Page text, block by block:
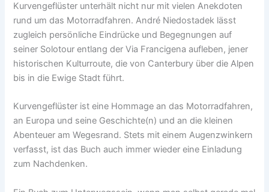
Kurvengeflüster unterhält nicht nur mit vielen Anekdoten
rund um das Motorradfahren. André Niedostadek lässt
zugleich persönliche Eindrücke und Begegnungen auf
seiner Solotour entlang der Via Francigena aufleben, jener
historischen Kulturroute, die von Canterbury über die Alpen
bis in die Ewige Stadt führt.
Kurvengeflüster ist eine Hommage an das Motorradfahren,
an Europa und seine Geschichte(n) und an die kleinen
Abenteuer am Wegesrand. Stets mit einem Augenzwinkern
verfasst, ist das Buch auch immer wieder eine Einladung
zum Nachdenken.